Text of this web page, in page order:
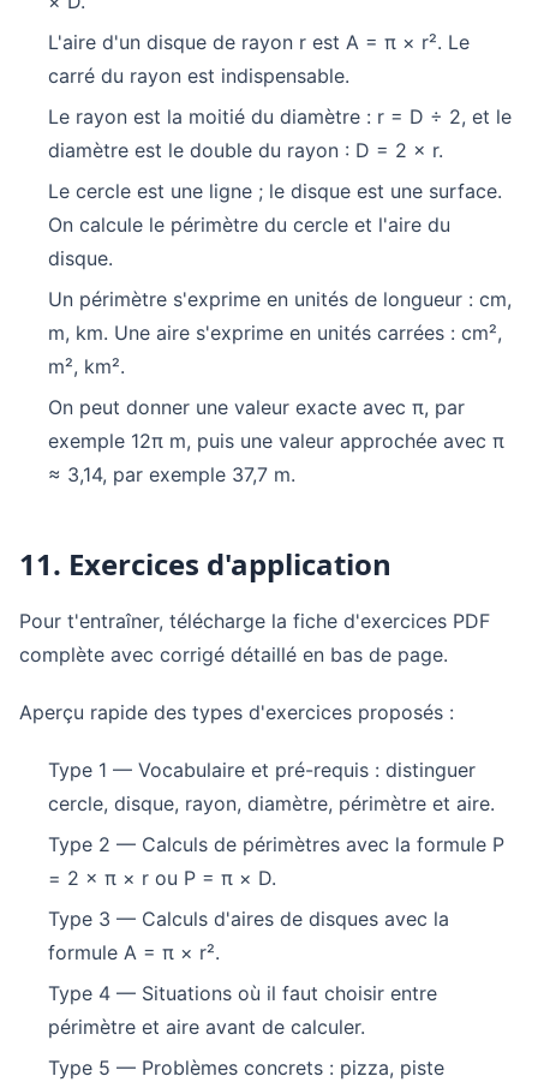
L'aire d'un disque de rayon r est A = π × r². Le
carré du rayon est indispensable.
Le rayon est la moitié du diamètre : r = D ÷ 2, et le
diamètre est le double du rayon : D = 2 × r.
Le cercle est une ligne ; le disque est une surface.
On calcule le périmètre du cercle et l'aire du
disque.
Un périmètre s'exprime en unités de longueur : cm,
m, km. Une aire s'exprime en unités carrées : cm²,
m², km².
On peut donner une valeur exacte avec π, par
exemple 12π m, puis une valeur approchée avec π
≈ 3,14, par exemple 37,7 m.
11. Exercices d'application
Pour t'entraîner, télécharge la fiche d'exercices PDF
complète avec corrigé détaillé en bas de page.
Aperçu rapide des types d'exercices proposés :
Type 1 — Vocabulaire et pré-requis : distinguer
cercle, disque, rayon, diamètre, périmètre et aire.
Type 2 — Calculs de périmètres avec la formule P
= 2 × π × r ou P = π × D.
Type 3 — Calculs d'aires de disques avec la
formule A = π × r².
Type 4 — Situations où il faut choisir entre
périmètre et aire avant de calculer.
Type 5 — Problèmes concrets : pizza, piste